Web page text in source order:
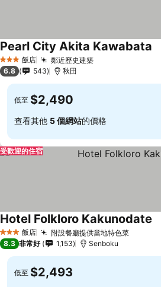
3 星級 飯店 鄰近歷史建築查看價格
Pearl City Akita Kawabata
6.8 543 秋田
低至 $2,490
查看其他 5 個網站的價格
受歡迎的住宿
3 星級 飯店 附設餐廳提供當地特色菜查看價格
Hotel Folkloro Kakunodate
8.3 非常好 1,153 Senboku
低至 $2,493